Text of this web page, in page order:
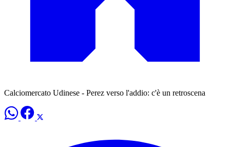
Calciomercato Udinese - Perez verso l'addio: c'è un retroscena